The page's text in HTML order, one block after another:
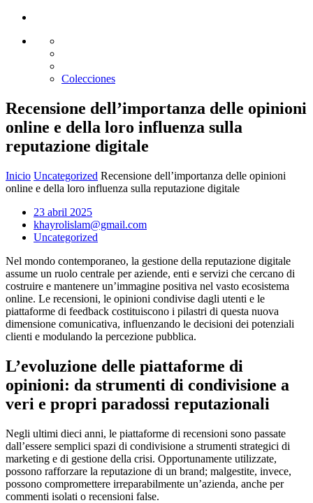
Colecciones
Recensione dell’importanza delle opinioni
online e della loro influenza sulla
reputazione digitale
Inicio Uncategorized Recensione dell’importanza delle opinioni
online e della loro influenza sulla reputazione digitale
23 abril 2025
khayrolislam@gmail.com
Uncategorized
Nel mondo contemporaneo, la gestione della reputazione digitale
assume un ruolo centrale per aziende, enti e servizi che cercano di
costruire e mantenere un’immagine positiva nel vasto ecosistema
online. Le recensioni, le opinioni condivise dagli utenti e le
piattaforme di feedback costituiscono i pilastri di questa nuova
dimensione comunicativa, influenzando le decisioni dei potenziali
clienti e modulando la percezione pubblica.
L’evoluzione delle piattaforme di
opinioni: da strumenti di condivisione a
veri e propri paradossi reputazionali
Negli ultimi dieci anni, le piattaforme di recensioni sono passate
dall’essere semplici spazi di condivisione a strumenti strategici di
marketing e di gestione della crisi. Opportunamente utilizzate,
possono rafforzare la reputazione di un brand; malgestite, invece,
possono compromettere irreparabilmente un’azienda, anche per
commenti isolati o recensioni false.